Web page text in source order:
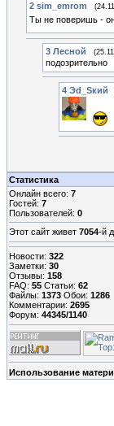
2 sim_emrom
Ты не поверишь -
3 Лесной
подозрительно
4 Эd_Sкий
Статистика
Онлайн всего: 7
Гостей: 7
Пользователей: 0
Этот сайт живет 7054-й
Новости: 322
Заметки: 30
Отзывы: 158
FAQ: 55 Статьи: 62
Файлы: 1373 Обои: 1286
Комментарии: 2695
Форум: 44345/1140
Использование